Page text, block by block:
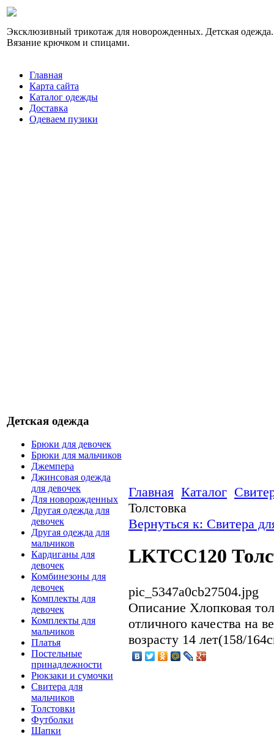
Эксклюзивный трикотаж для новорожденных. Детская одежда.
Вязание крючком и спицами.
Главная
Карта сайта
Каталог одежды
Доставка
Одеваем пузики
Детская одежда
Брюки для девочек
Брюки для мальчиков
Джемпера
Джинсовая одежда
для девочек
Для новорожденных
Другая одежда для
девочек
Другая одежда для
мальчиков
Кардиганы для
девочек
Комбинезоны для
девочек
Комплекты для
девочек
Комплекты для
мальчиков
Платья
Постельные
принадлежности
Рюкзаки и сумочки
Свитера для
мальчиков
Толстовки
Футболки
Шапки
Главная Каталог
Толстовка
Вернуться к: Свитера
LKTCC120
pic_5347a0cb27504.jpg
Описание Хлопковая
отличного качества на
возрасту 14 лет(158/